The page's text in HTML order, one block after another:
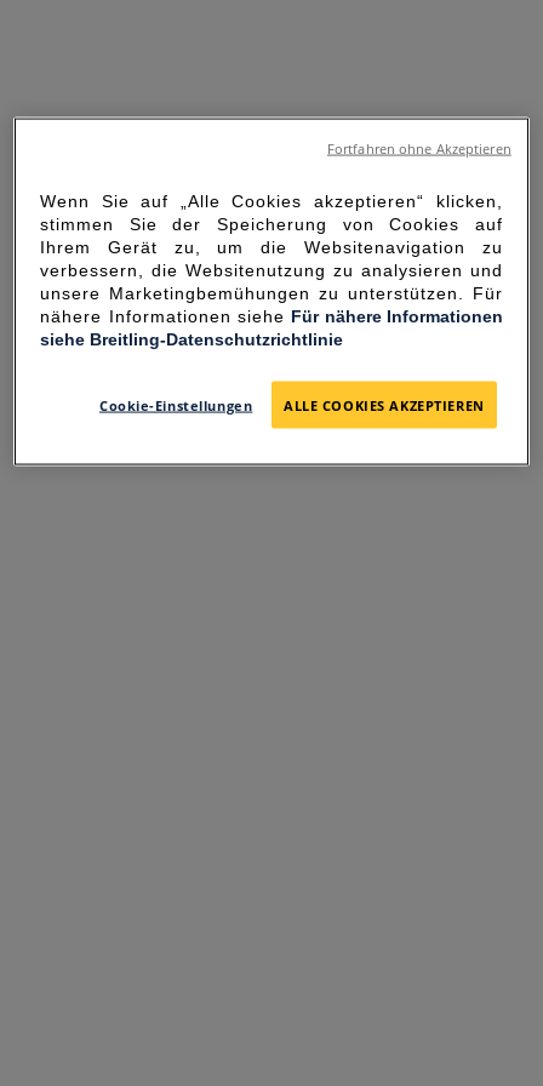
SORRY FOR THE
INCONVENIENCE
Wenn Sie auf „Alle Cookies akzeptieren“ klicken,
stimmen Sie der Speicherung von Cookies auf
Ihrem Gerät zu, um die Websitenavigation zu
verbessern, die Websitenutzung zu analysieren und
unsere Marketingbemühungen zu unterstützen. Für
nähere Informationen siehe Für nähere Informationen
siehe Breitling-Datenschutzrichtlinie
Cookie-Einstellungen ALLE COOKIES AKZEPTIEREN
Fortfahren ohne Akzeptieren